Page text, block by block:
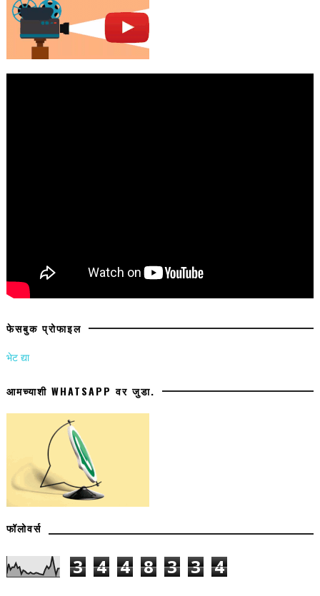
फेसबुक प्रोफाइल
भेट द्या
आमच्याशी WHATSAPP वर जुडा.
फॉलोवर्स
3 4 4 8 3 3 4